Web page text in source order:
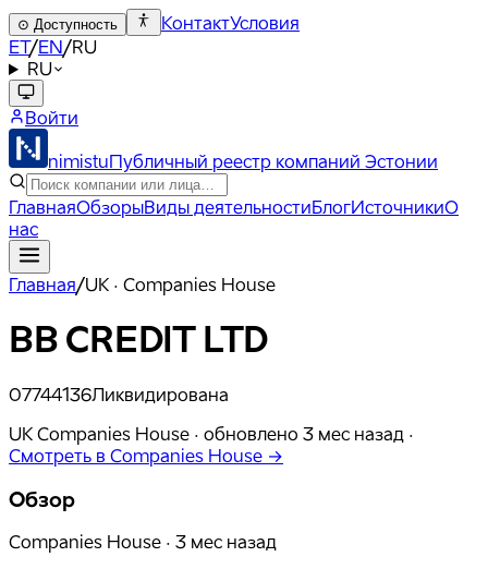
⊙ Доступность КонтактУсловия
ET/EN/RU
RU
Войти
nimistuПубличный реестр компаний Эстонии
ГлавнаяОбзорыВиды деятельностиБлогИсточникиО
нас
Главная/UK · Companies House
BB CREDIT LTD
07744136Ликвидирована
UK Companies House · обновлено 3 мес назад ·
Смотреть в Companies House →
Обзор
Companies House · 3 мес назад